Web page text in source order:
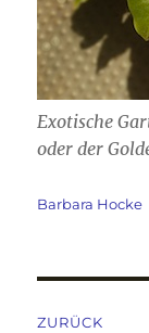
Exotische
oder der
Autor
Barbara Hocke
ZURÜCK